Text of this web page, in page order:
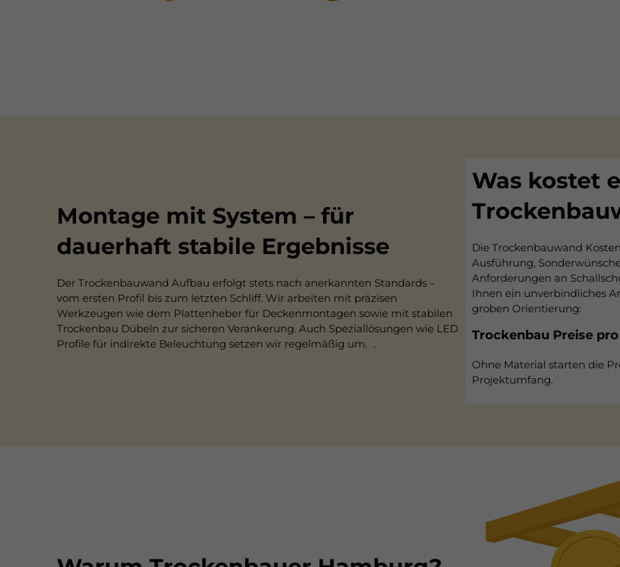
Montage mit System – für
dauerhaft stabile Ergebnisse
Der Trockenbauwand Aufbau erfolgt stets nach anerkannten Standards –
vom ersten Profil bis zum letzten Schliff. Wir arbeiten mit präzisen
Werkzeugen wie dem Plattenheber für Deckenmontagen sowie mit stabilen
Trockenbau Dübeln zur sicheren Verankerung. Auch Speziallösungen wie LED
Profile für indirekte Beleuchtung setzen wir regelmäßig um. .
Was kostet
Die Trockenbauwand
Ausführung,
Anforderungen an
Ihnen ein unverbindliches
groben Orientierung:
Trockenbau Preise pro
Ohne Material starten die
Projektumfang.